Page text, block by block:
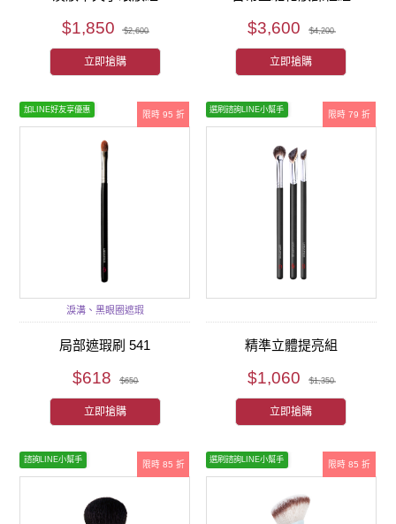
$1,850 $2,600
立即搶購
$3,600 $4,200
立即搶購
限時 95 折
加LINE好友享優惠
淚溝、黑眼圈遮瑕
局部遮瑕刷 541
$618 $650
立即搶購
限時 79 折
選刷諮詢LINE小幫手
精準立體提亮組
$1,060 $1,350
立即搶購
限時 85 折
諮詢LINE小幫手
限時 85 折
選刷諮詢LINE小幫手